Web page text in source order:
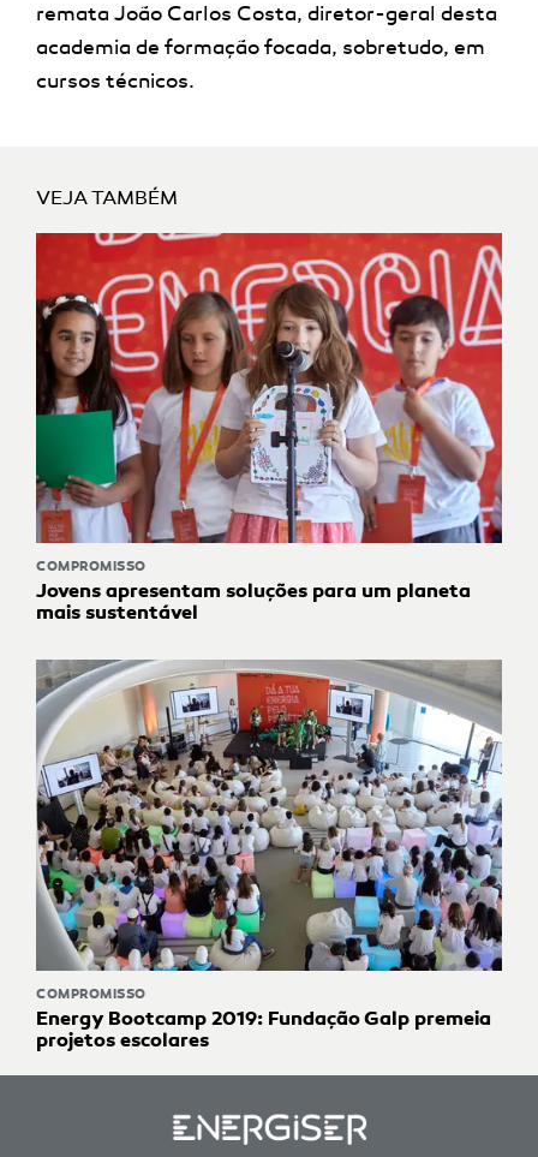
remata João Carlos Costa, diretor-geral desta
academia de formação focada, sobretudo, em
cursos técnicos.
VEJA TAMBÉM
COMPROMISSO
Jovens apresentam soluções para um planeta
mais sustentável
COMPROMISSO
Energy Bootcamp 2019: Fundação Galp premeia
projetos escolares